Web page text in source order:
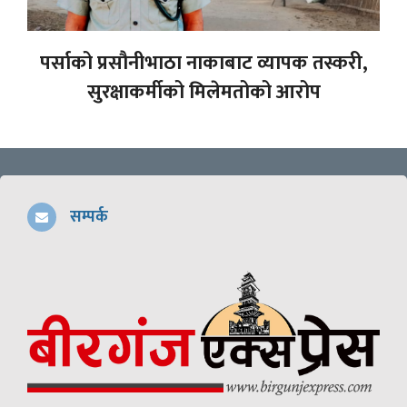
पर्साको प्रसौनीभाठा नाकाबाट व्यापक तस्करी,
सुरक्षाकर्मीको मिलेमतोको आरोप
सम्पर्क